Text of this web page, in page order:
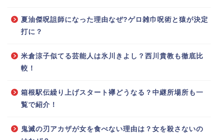
夏油傑呪詛師になった理由なぜ?ゲロ雑巾呪術と猿が決定
打に？
米倉涼子似てる芸能人は氷川きよし？西川貴教も徹底比
較！
箱根駅伝繰り上げスタート襷どうなる？中継所場所も一
覧で紹介！
鬼滅の刃アカザが女を食べない理由は？女を殺さないの